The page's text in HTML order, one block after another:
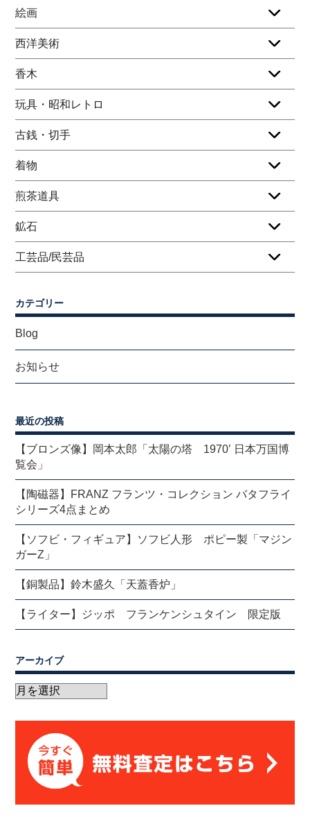
絵画
西洋美術
香木
玩具・昭和レトロ
古銭・切手
着物
煎茶道具
鉱石
工芸品/民芸品
カテゴリー
Blog
お知らせ
最近の投稿
【ブロンズ像】岡本太郎「太陽の塔 1970’ 日本万国博
覧会」
【陶磁器】FRANZ フランツ・コレクション バタフライ
シリーズ4点まとめ
【ソフビ・フィギュア】ソフビ人形 ポピー製「マジン
ガーZ」
【銅製品】鈴木盛久「天蓋香炉」
【ライター】ジッポ フランケンシュタイン 限定版
アーカイブ